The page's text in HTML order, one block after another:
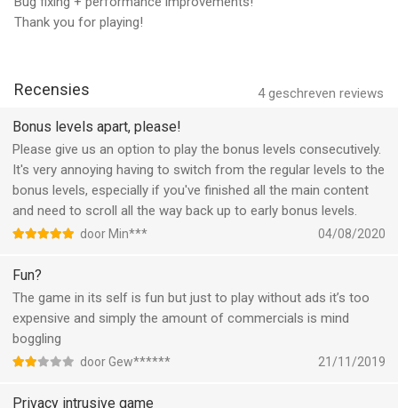
Thank you for playing!
4geschreven reviews
Recensies
Bonus levels apart, please!
Please give us an option to play the bonus levels consecutively.
It's very annoying having to switch from the regular levels to the
bonus levels, especially if you've finished all the main content
and need to scroll all the way back up to early bonus levels.
door Min*** 04/08/2020
Fun?
The game in its self is fun but just to play without ads it’s too
expensive and simply the amount of commercials is mind
boggling
door Gew****** 21/11/2019
Privacy intrusive game